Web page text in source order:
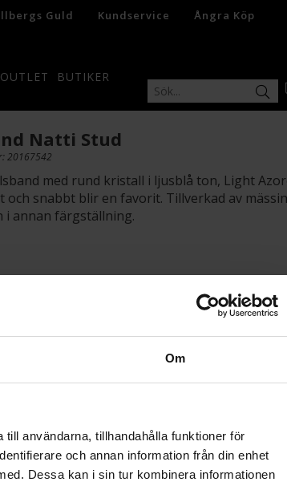
Om
användarna, tillhandahålla funktioner för
och annan information från din enhet
Dessa kan i sin tur kombinera informationen
Guld Kundservice Ångra Köp
OUTLET
BUTIKER
Natti Stud
20167542
med rund kristall i ljusblå ton, Light
och snabbt blir en favorit. Tillverkad av
i annan färgställning.
LÄGG I
2-5 arbetsdagar.
i 30 dagar vid onlineköp.